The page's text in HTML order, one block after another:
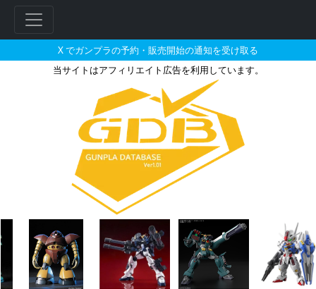
X でガンプラの予約・販売開始の通知を受け取る
当サイトはアフィリエイト広告を利用しています。
HGUC 1/144 ナイチンゲールと